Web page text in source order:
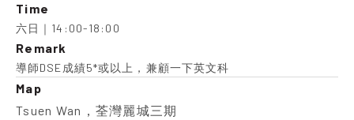
Time
六日｜14:00-18:00
Remark
導師DSE成績5*或以上，兼顧一下英文科
Map
Tsuen Wan，荃灣麗城三期